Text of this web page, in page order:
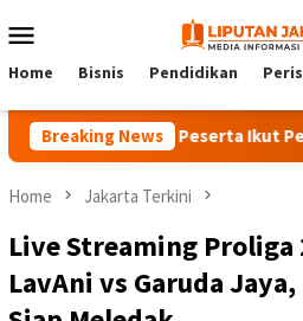
to
Menu
Home Bisnis Pendidikan
Breaking News140 Peserta Ikut
Home Jakarta Terkini
Live Streaming Proliga
LavAni vs Garuda